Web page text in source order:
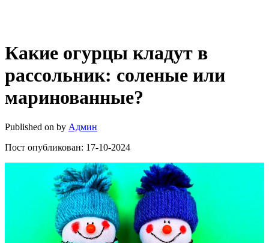
Какие огурцы кладут в
рассольник: соленые или
маринованные?
Published on by Админ
Пост опубликован: 17-10-2024